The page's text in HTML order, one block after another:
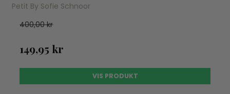
Petit By Sofie Schnoor
400,00 kr
149,95 kr
VIS PRODUKT